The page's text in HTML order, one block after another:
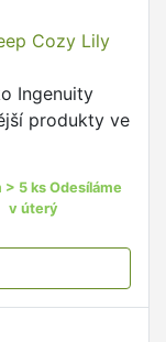
Cozy Lily
Ingenuity
produkty ve
> 5 ks Odesíláme
v úterý